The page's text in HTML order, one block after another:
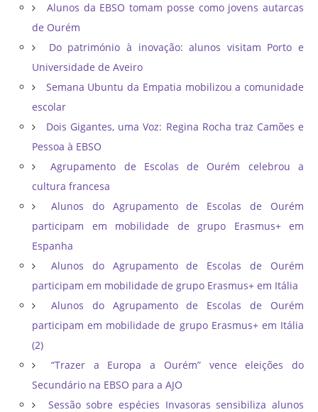
Alunos da EBSO tomam posse como jovens autarcas
de Ourém
Do património à inovação: alunos visitam Porto e
Universidade de Aveiro
Semana Ubuntu da Empatia mobilizou a comunidade
escolar
Dois Gigantes, uma Voz: Regina Rocha traz Camões e
Pessoa à EBSO
Agrupamento de Escolas de Ourém celebrou a
cultura francesa
Alunos do Agrupamento de Escolas de Ourém
participam em mobilidade de grupo Erasmus+ em
Espanha
Alunos do Agrupamento de Escolas de Ourém
participam em mobilidade de grupo Erasmus+ em Itália
Alunos do Agrupamento de Escolas de Ourém
participam em mobilidade de grupo Erasmus+ em Itália
(2)
“Trazer a Europa a Ourém” vence eleições do
Secundário na EBSO para a AJO
Sessão sobre espécies Invasoras sensibiliza alunos